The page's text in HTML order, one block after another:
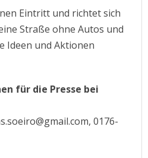
Eintritt und richtet sich
Straße ohne Autos und
Ideen und Aktionen
für die Presse bei
0176-